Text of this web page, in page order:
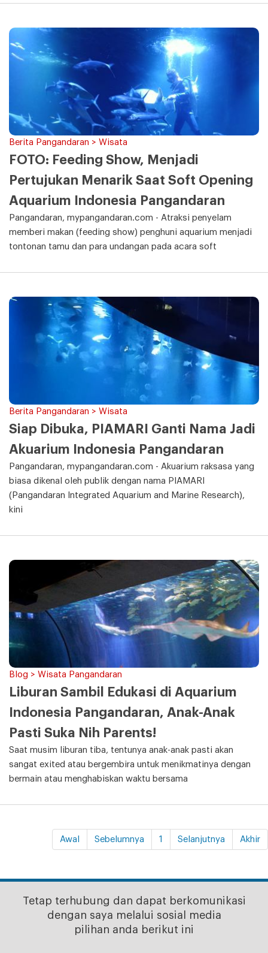
Berita Pangandaran > Wisata
FOTO: Feeding Show, Menjadi
Pertujukan Menarik Saat Soft Opening
Aquarium Indonesia Pangandaran
Pangandaran, mypangandaran.com - Atraksi penyelam
memberi makan (feeding show) penghuni aquarium menjadi
tontonan tamu dan para undangan pada acara soft
Berita Pangandaran > Wisata
Siap Dibuka, PIAMARI Ganti Nama Jadi
Akuarium Indonesia Pangandaran
Pangandaran, mypangandaran.com - Akuarium raksasa yang
biasa dikenal oleh publik dengan nama PIAMARI
(Pangandaran Integrated Aquarium and Marine Research),
kini
Blog > Wisata Pangandaran
Liburan Sambil Edukasi di Aquarium
Indonesia Pangandaran, Anak-Anak
Pasti Suka Nih Parents!
Saat musim liburan tiba, tentunya anak-anak pasti akan
sangat exited atau bergembira untuk menikmatinya dengan
bermain atau menghabiskan waktu bersama
Awal Sebelumnya 1 Selanjutnya Akhir
Tetap terhubung dan dapat berkomunikasi
dengan saya melalui sosial media
pilihan anda berikut ini